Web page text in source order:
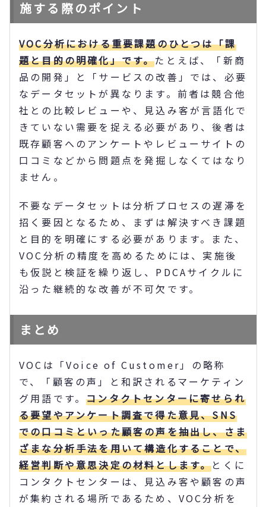
施する際のポイント
VOC分析における重要課題のひとつは「課
題と目的の明確化」です。たとえば、「新商
品の開発」と「サービスの改善」では、必要
なデータセットが異なります。前者は競合他
社との比較レビューや、見込み客が言語化で
きていない需要を捉える必要があり、後者は
既存顧客へのアンケートやレビューサイトの
口コミなどから問題点を発掘しなくてはなり
ません。
不要なデータセットは分析プロセスの遅滞を
招く要因となるため、まずは解決すべき課題
と目的を明確にする必要があります。また、
VOC分析の精度を高めるためには、実施後
も仮説と検証を繰り返し、PDCAサイクルに
沿った継続的な改善が不可欠です。
まとめ
VOCは「Voice of Customer」の略称
で、「顧客の声」と和訳されるマーケティン
グ用語です。コンタクトセンターに寄せられ
る要望やアンケート調査で得た意見、SNS
での口コミといった顧客の声を抽出し、さま
ざまな分析手法を用いて構造化することで、
経営判断や意思決定の材料とします。とくに
コンタクトセンターは、見込み客や顧客の声
が集約される場所であるため、VOC分析を